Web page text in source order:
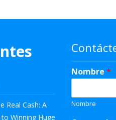
Real Cash: A
Winning Huge
Nombre *
Nombre